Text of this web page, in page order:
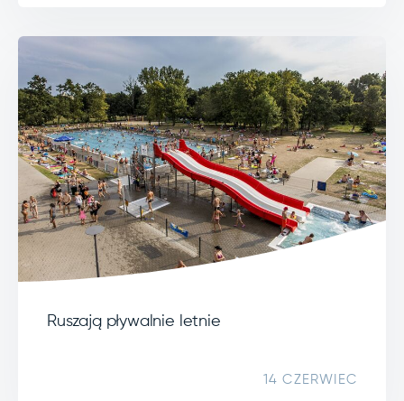
Ruszają pływalnie letnie
14 CZERWIEC